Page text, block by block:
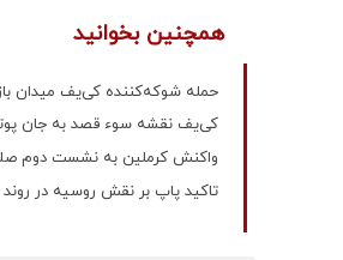
همچنین بخوانید
حمله شوکه‌کننده کی‌یف میدان
کی‌یف نقشه سوء قصد به جان
واکنش کرملین به نشست دوم
تاکید پاپ بر نقش روسیه در